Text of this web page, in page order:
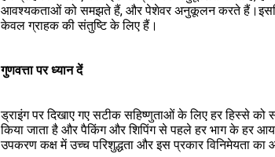
आवश्यकताओं को समझते हैं, और पेशेवर अनुकूलन करते हैं।इसलिए
केवल ग्राहक की संतुष्टि के लिए हैं।
गुणवत्ता पर ध्यान दें
ड्राइंग पर दिखाए गए सटीक सहिष्णुताओं के लिए हर हिस्से को
किया जाता है और पैकिंग और शिपिंग से पहले हर भाग के हर
उपकरण कक्ष में उच्च परिशुद्धता और इस प्रकार विनिमेयता का